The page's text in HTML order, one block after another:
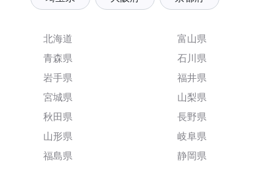
北海道
青森県
岩手県
宮城県
秋田県
山形県
福島県
富山県
石川県
福井県
山梨県
長野県
岐阜県
静岡県